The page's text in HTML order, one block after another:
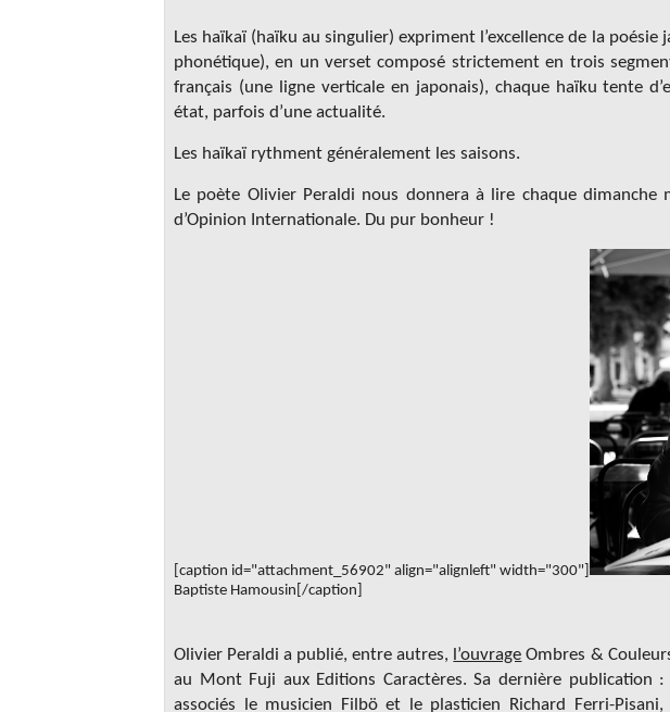
Les haïkaï (haïku au singulier) expriment l’excellence de la
phonétique), en un verset composé strictement en trois
français (une ligne verticale en japonais), chaque haïku tente
état, parfois d’une actualité.
Les haïkaï rythment généralement les saisons.
Le poète Olivier Peraldi nous donnera à lire chaque
d’Opinion Internationale. Du pur bonheur !
[caption id="attachment_56902" align="alignleft" width="300"]
Baptiste Hamousin[/caption]
Olivier Peraldi a publié, entre autres, l’ouvrage Ombres &
au Mont Fuji aux Editions Caractères. Sa dernière publication :
associés le musicien Filbö et le plasticien Richard Ferri-